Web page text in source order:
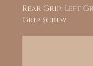
Rear Grip, Left
Grip Screw